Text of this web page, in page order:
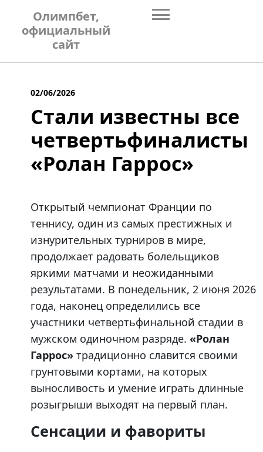
content
Олимпбет,
официальный
сайт
02/06/2026
Стали известны все
четвертьфиналисты
«Ролан Гаррос»
Открытый чемпионат Франции по
теннису, один из самых престижных и
изнурительных турниров в мире,
продолжает радовать болельщиков
яркими матчами и неожиданными
результатами. В понедельник, 2 июня 2026
года, наконец определились все
участники четвертьфинальной стадии в
мужском одиночном разряде. «Ролан
Гаррос» традиционно славится своими
грунтовыми кортами, на которых
выносливость и умение играть длинные
розыгрыши выходят на первый план.
Сенсации и фавориты